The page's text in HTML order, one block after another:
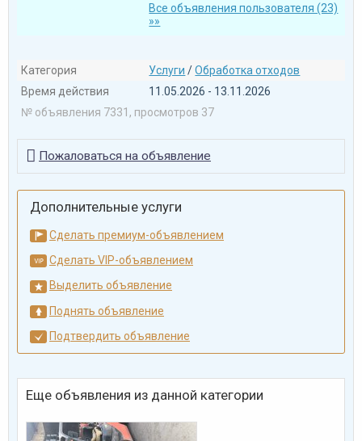
Все объявления пользователя (23)
»»
Категория Услуги /Обработка отходов
Время действия
11.05.2026 - 13.11.2026
№ объявления 7331, просмотров 37
 Пожаловаться на объявление
Дополнительные услуги
Сделать премиум-объявлением
Сделать VIP-объявлением
Выделить объявление
Поднять объявление
Подтвердить объявление
Еще объявления из данной категории